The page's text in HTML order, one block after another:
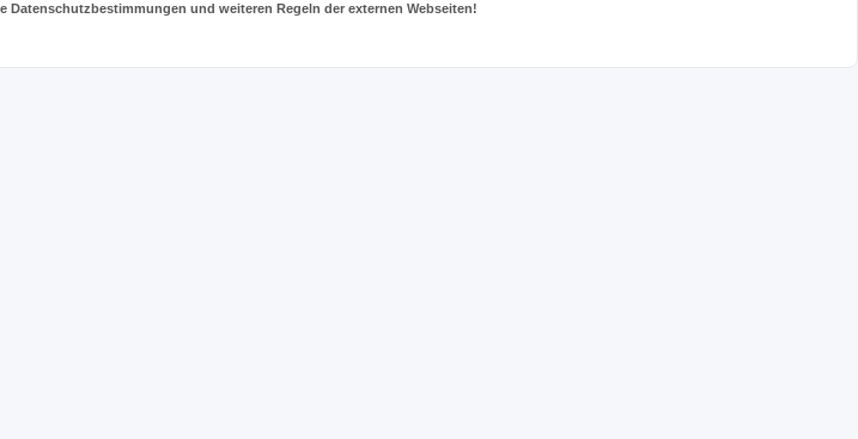
Datenschutzbestimmungen und weiteren Regeln der externen Webseiten!